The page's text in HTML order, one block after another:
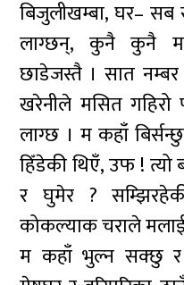
बिजुलीखम्बा, घर–
लाग्छन्, कुनै कुनै
छाडेजस्तै । सात नम्बर
खरेनीले मसित
लाग्छ । म कहाँ
हिँडेकी थिएँ, उफ !
र घुमेर ?
कोकल्याक चराले
म कहाँ भुल्न सक्छु र